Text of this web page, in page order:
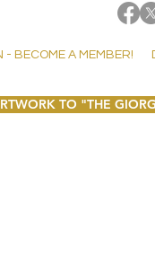
- BECOME A MEMBER!
TO "THE